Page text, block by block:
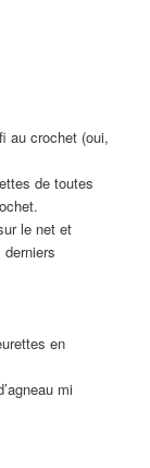
au crochet (oui,
de toutes
le net et
en
mi